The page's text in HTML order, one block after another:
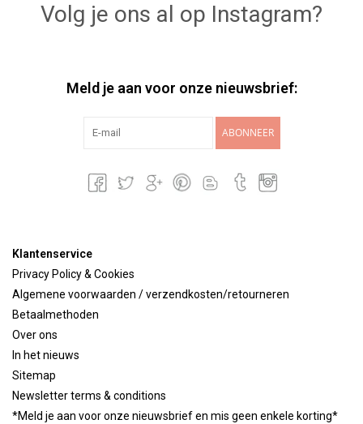
Volg je ons al op Instagram?
Meld je aan voor onze nieuwsbrief:
ABONNEER
Klantenservice
Privacy Policy & Cookies
Algemene voorwaarden / verzendkosten/retourneren
Betaalmethoden
Over ons
In het nieuws
Sitemap
Newsletter terms & conditions
*Meld je aan voor onze nieuwsbrief en mis geen enkele korting*